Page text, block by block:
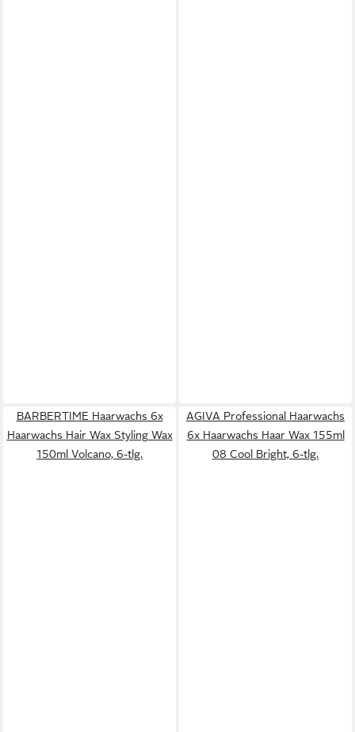
BARBERTIME Haarwachs 6x
Haarwachs Hair Wax Styling Wax
150ml Volcano, 6-tlg.
AGIVA Professional Haarwachs
6x Haarwachs Haar Wax 155ml
08 Cool Bright, 6-tlg.